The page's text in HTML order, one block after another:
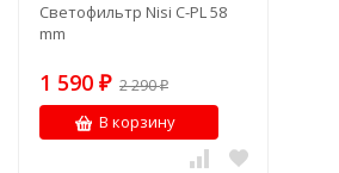
Светофильтр Nisi C-PL 58
mm
1 590 ₽ 2 290₽
В корзину